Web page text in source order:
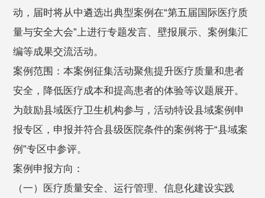
动，届时将从中遴选出典型案例在“第五届国际医疗质
量与安全大会”上进行专题发言、壁报展示、案例集汇
编等成果交流活动。
案例范围：本案例征集活动聚焦提升医疗质量和患者
安全，降低医疗成本和提高患者的体验等议题展开。
为鼓励县域医疗卫生机构参与，活动特设县域案例申
报专区，申报并符合县级医院条件的案例将于“县域案
例”专区中参评。
案例申报方向：
（一）医疗质量安全、运行管理、信息化建设实践